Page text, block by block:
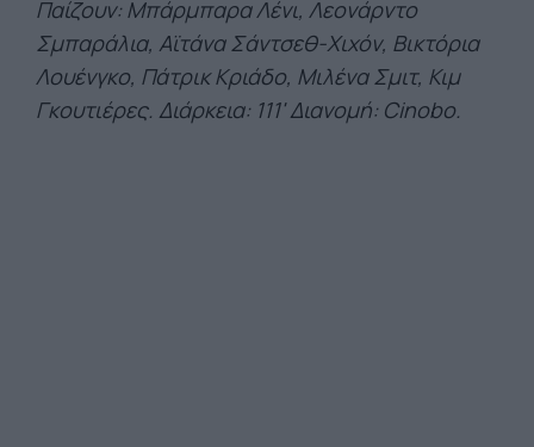
Παίζουν: Μπάρμπαρα Λένι, Λεονάρντο
Σμπαράλια, Αϊτάνα Σάντσεθ-Χιχόν, Βικτόρια
Λουένγκο, Πάτρικ Κριάδο, Μιλένα Σμιτ, Κιμ
Γκουτιέρες. Διάρκεια: 111' Διανομή: Cinobo.